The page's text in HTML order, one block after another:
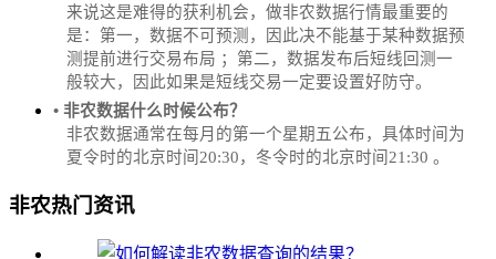
来说这是难得的获利机会，做非农数据行情最重要的
是：第一，数据不可预测，因此决不能基于某种数据预
测提前进行交易布局 ；第二，数据发布后短线回测一
般较大，因此如果是短线交易一定要设置好防守。
• 非农数据什么时候公布？
‌非农数据通常在每月的第一个星期五公布，具体时间为
夏令时的北京时间20:30，冬令时的北京时间21:30‌‌ 。
非农热门资讯